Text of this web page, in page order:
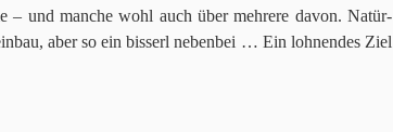
– und man­che wohl auch über meh­rere davon. Natür­
aber so ein bis­serl neben­bei … Ein loh­nen­des Ziel